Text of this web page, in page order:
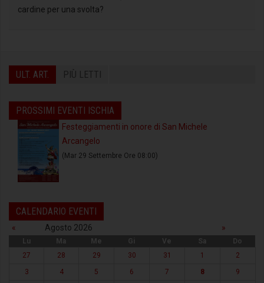
cardine per una svolta?
ULT. ART. PIÙ LETTI
PROSSIMI EVENTI ISCHIA
Festeggiamenti in onore di San Michele
Arcangelo
(Mar 29 Settembre Ore 08:00)
CALENDARIO EVENTI
« Agosto 2026 »
Lu Ma Me Gi Ve Sa
Do
27
28 29 30 31 1
2
3
4 5 6 7 8
9